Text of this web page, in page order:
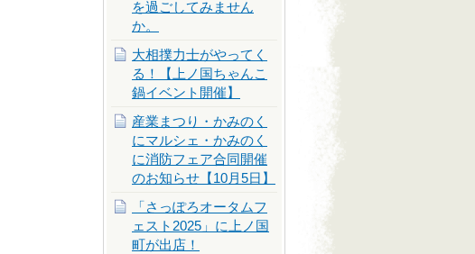
を過ごしてみません
か。
大相撲力士がやってく
る！【上ノ国ちゃんこ
鍋イベント開催】
産業まつり・かみのく
にマルシェ・かみのく
に消防フェア合同開催
のお知らせ【10月5日】
「さっぽろオータムフ
ェスト2025」に上ノ国
町が出店！